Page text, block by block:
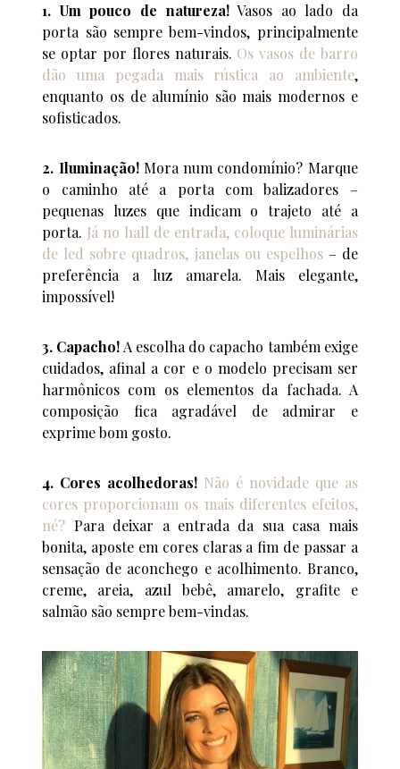
1. Um pouco de natureza!Vasos ao lado da
porta são sempre bem-vindos, principalmente
se optar por flores naturais. Os vasos de barro
dão uma pegada mais rústica ao ambiente,
enquanto os de alumínio são mais modernos e
sofisticados.
2. Iluminação!Mora num condomínio? Marque
o caminho até a porta com balizadores –
pequenas luzes que indicam o trajeto até a
porta. Já no hall de entrada, coloque luminárias
de led sobre quadros, janelas ou espelhos– de
preferência a luz amarela. Mais elegante,
impossível!
3. Capacho!A escolha do capacho também exige
cuidados, afinal a cor e o modelo precisam ser
harmônicos com os elementos da fachada. A
composição fica agradável de admirar e
exprime bom gosto.
4. Cores acolhedoras! Não é novidade que as
cores proporcionam os mais diferentes efeitos,
né? Para deixar a entrada da sua casa mais
bonita, aposte em cores claras a fim de passar a
sensação de aconchego e acolhimento. Branco,
creme, areia, azul bebê, amarelo, grafite e
salmão são sempre bem-vindas.